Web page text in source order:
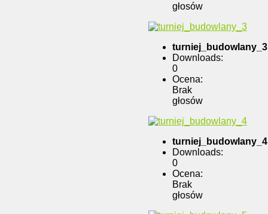
głosów
turniej_budowlany_3
Downloads:
0
Ocena:
Brak
głosów
turniej_budowlany_4
Downloads:
0
Ocena:
Brak
głosów